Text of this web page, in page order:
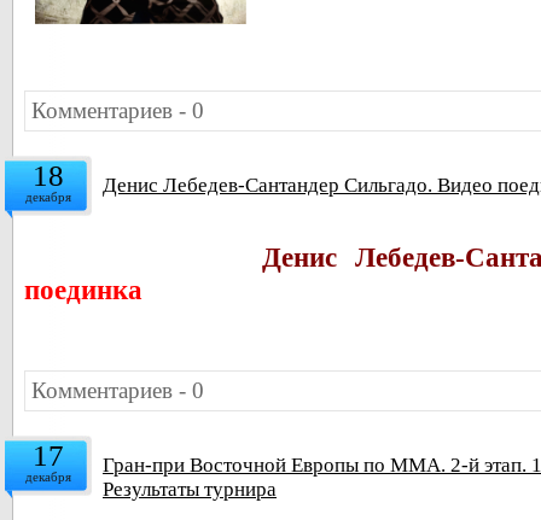
Комментариев - 0
18
декабря Денис Лебедев-Сантандер Сильгадо. Видео
Денис Лебедев-
поединка
Комментариев - 0
17
декабря
Гран-при Восточной Европы по ММА. 2-й этап.
Результаты турнира